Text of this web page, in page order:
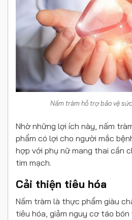
Nấm tràm hỗ trợ bảo vệ
Nhờ những lợi ích này, nấm
phẩm có lợi cho người mắc
hợp với phụ nữ mang thai cần
tim mạch.
Cải thiện tiêu hóa
Nấm tràm là thực phẩm giàu
tiêu hóa, giảm nguy cơ táo